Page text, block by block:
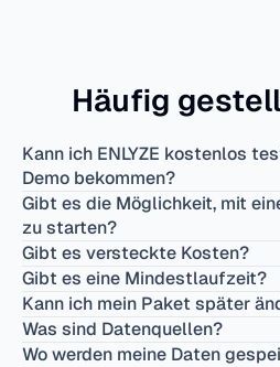
Häufig
Kann ich ENLYZE kostenlos
Demo bekommen?
Gibt es die Möglichkeit, mit
zu starten?
Gibt es versteckte Kosten?
Gibt es eine Mindestlaufzeit?
Kann ich mein Paket später
Was sind Datenquellen?
Wo werden meine Daten